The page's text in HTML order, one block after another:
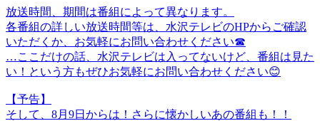
放送時間、期間は番組によって異なります。
各番組の詳しい放送時間等は、水沢テレビのHPからご確認
いただくか、お気軽にお問い合わせください☎
…ここだけの話、水沢テレビは入ってないけど、番組は見た
い！という方もぜひお気軽にお問い合わせください😊
【予告】
そして、8月9日からは！さらに懐かしいあの番組も！！